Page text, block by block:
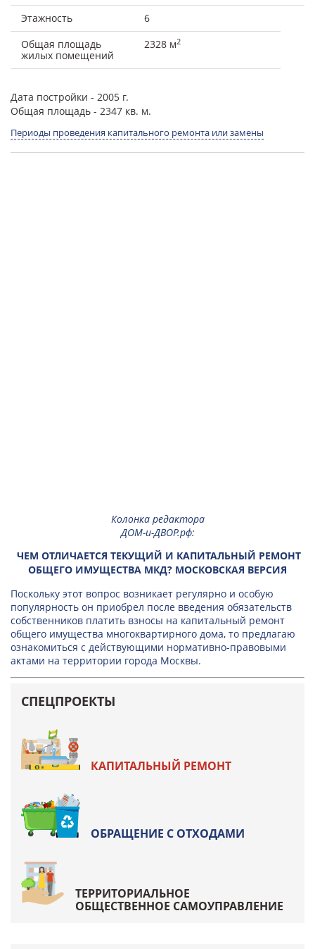
Этажность
6
Общая площадь
жилых помещений
2328 м2
Дата постройки - 2005 г.
Общая площадь - 2347 кв. м.
Периоды проведения капитального ремонта или замены
Колонка редактора
ДОМ-и-ДВОР.рф:
ЧЕМ ОТЛИЧАЕТСЯ ТЕКУЩИЙ И КАПИТАЛЬНЫЙ РЕМОНТ
ОБЩЕГО ИМУЩЕСТВА МКД? МОСКОВСКАЯ ВЕРСИЯ
Поскольку этот вопрос возникает регулярно и особую
популярность он приобрел после введения обязательств
собственников платить взносы на капитальный ремонт
общего имущества многоквартирного дома, то предлагаю
ознакомиться с действующими нормативно-правовыми
актами на территории города Москвы.
СПЕЦПРОЕКТЫ
КАПИТАЛЬНЫЙ РЕМОНТ
ОБРАЩЕНИЕ С ОТХОДАМИ
ТЕРРИТОРИАЛЬНОЕ
ОБЩЕСТВЕННОЕ САМОУПРАВЛЕНИЕ